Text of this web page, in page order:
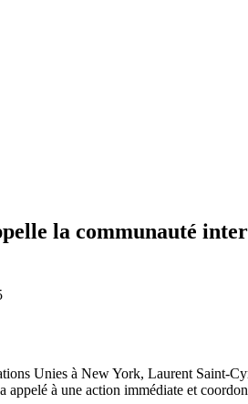
la communauté
Unies à New York, Laurent
appelé à une action immédiate et